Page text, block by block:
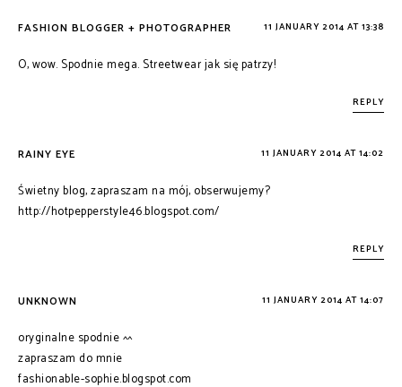
FASHION BLOGGER + PHOTOGRAPHER 11 JANUARY 2014 AT 13:38
O, wow. Spodnie mega. Streetwear jak się patrzy!
REPLY
RAINY EYE 11 JANUARY 2014 AT 14:02
Świetny blog, zapraszam na mój, obserwujemy?
http://hotpepperstyle46.blogspot.com/
REPLY
UNKNOWN 11 JANUARY 2014 AT 14:07
oryginalne spodnie ^^
zapraszam do mnie
fashionable-sophie.blogspot.com